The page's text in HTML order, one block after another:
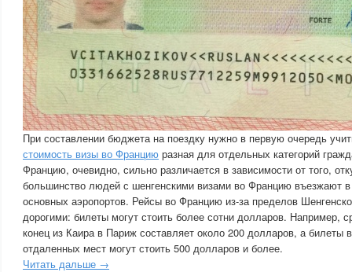
При составлении бюджета на поездку нужно в первую очередь
стоимость визы во Францию разная для отдельных категорий
Францию, очевидно, сильно различается в зависимости от того,
большинство людей с шенгенскими визами во Францию ​​въезжают в
основных аэропортов. Рейсы во Францию ​​из-за пределов
дорогими: билеты могут стоить более сотни долларов. Например,
конец из Каира в Париж составляет около 200 долларов, а билеты
отдаленных мест могут стоить 500 долларов и более.
Читать дальше →